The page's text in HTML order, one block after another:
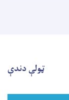
ټولې دندې